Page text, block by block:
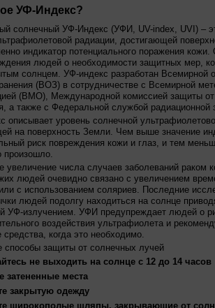
УФ-Индекс?
солнечный УФ-Индекс (УФИ, UV-index, UVI) –
радиации, достигающей
индикатор потенциального поражения
людей о необходимости защитных мер,
солнцем. УФ-индекс разработан Всемирной
(ВОЗ) в сотрудничестве с Всемирной
(ВМО), Международной комиссией защиты
а также с Федеральной службой
описывает уровень солнечной
на поверхность Земли. Чем выше значение
риск повреждения кожи и глаз, и тем
произошло.
увеличение числа случаев заболеваний раком
людей очевидно связано с увеличением
с использованием соляриев. Последние
людей подолгу находиться на солнце
УФ-излучением. УФИ предупреждает людей о
воздействия ультрафиолета и
когда это необходимо.
способы защиты от солнечных лучей
не выходить на солнце с 12 до 14 часов
затененные места
закрытую одежду
широкополые шляпы, закрывающие от